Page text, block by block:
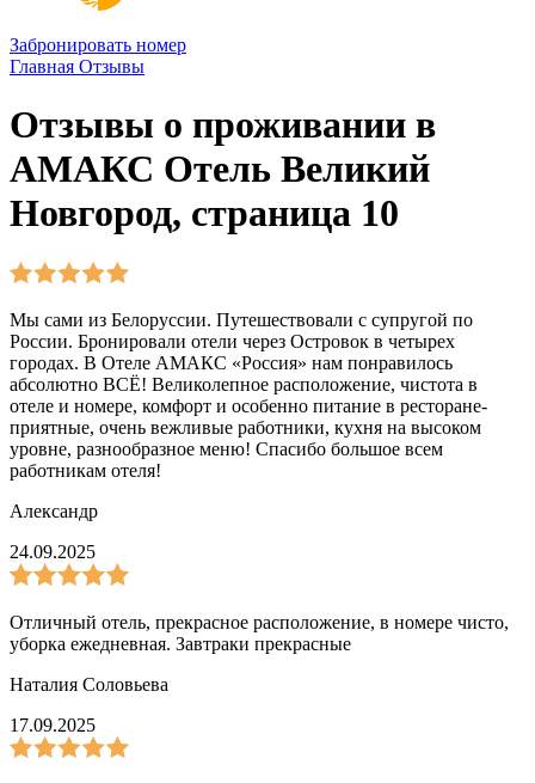
Забронировать номер
Главная Отзывы
Отзывы о проживании в
АМАКС Отель Великий
Новгород, страница 10
Мы сами из Белоруссии. Путешествовали с супругой по
России. Бронировали отели через Островок в четырех
городах. В Отеле АМАКС «Россия» нам понравилось
абсолютно ВСЁ! Великолепное расположение, чистота в
отеле и номере, комфорт и особенно питание в ресторане-
приятные, очень вежливые работники, кухня на высоком
уровне, разнообразное меню! Спасибо большое всем
работникам отеля!
Александр
24.09.2025
Отличный отель, прекрасное расположение, в номере чисто,
уборка ежедневная. Завтраки прекрасные
Наталия Соловьева
17.09.2025